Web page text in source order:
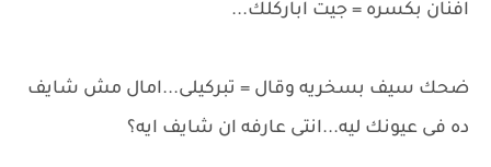
افنان بكسره = جيت اباركلك...
ضحك سيف بسخريه وقال = تبركيلى...امال مش شايف
ده فى عيونك ليه...انتى عارفه ان شايف ايه؟